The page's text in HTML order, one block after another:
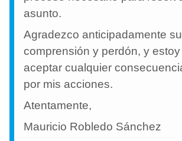
asunto.
Agradezco anticipadamente su
comprensión y perdón, y
aceptar cualquier
por mis acciones.
Atentamente,
Mauricio Robledo Sánchez